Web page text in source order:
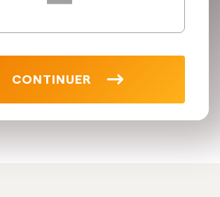
CONTINUER